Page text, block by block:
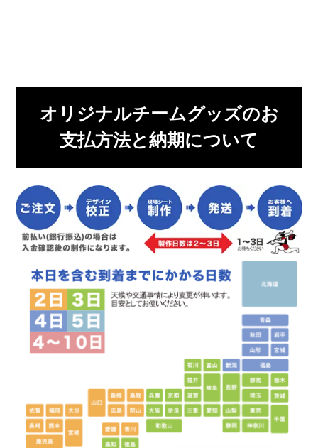
オリジナルチームグッズのお
支払方法と納期について